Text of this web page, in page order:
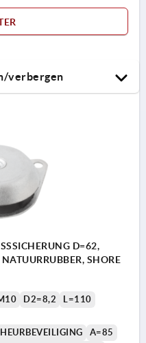
verbergen
D=62,
SHORE
D2=8,2
L=110
A=85